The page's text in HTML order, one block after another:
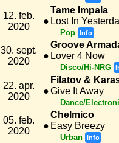
12. feb.
2020
●
Tame Impala
Lost In
Pop Info
30. sept.
2020
●
Groove
Lover 4 Now
Disco/Hi-NRG
22. apr.
2020
●
Filatov &
Give It Away
Dance/
05. feb.
2020
●
Chelmico
Easy Breezy
Urban Info